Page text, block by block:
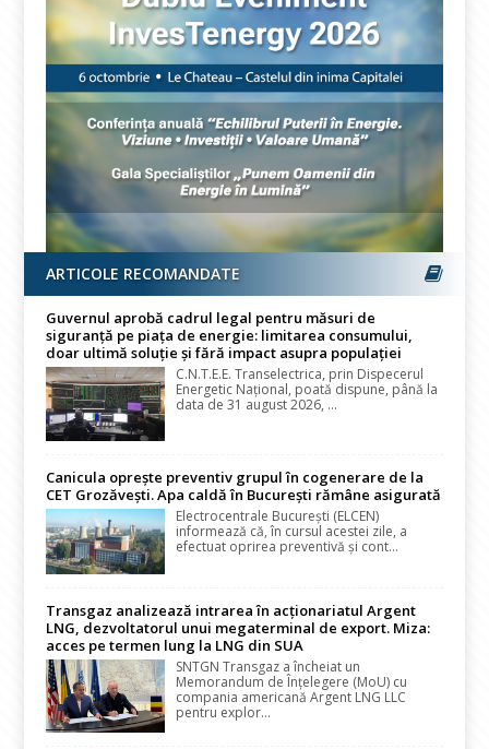
ARTICOLE RECOMANDATE
Guvernul aprobă cadrul legal pentru măsuri de
siguranță pe piața de energie: limitarea consumului,
doar ultimă soluție și fără impact asupra populației
C.N.T.E.E. Transelectrica, prin Dispecerul
Energetic Național, poată dispune, până la
data de 31 august 2026, ...
Canicula oprește preventiv grupul în cogenerare de la
CET Grozăvești. Apa caldă în București rămâne asigurată
Electrocentrale București (ELCEN)
informează că, în cursul acestei zile, a
efectuat oprirea preventivă și cont...
Transgaz analizează intrarea în acționariatul Argent
LNG, dezvoltatorul unui megaterminal de export. Miza:
acces pe termen lung la LNG din SUA
SNTGN Transgaz a încheiat un
Memorandum de Înțelegere (MoU) cu
compania americană Argent LNG LLC
pentru explor...